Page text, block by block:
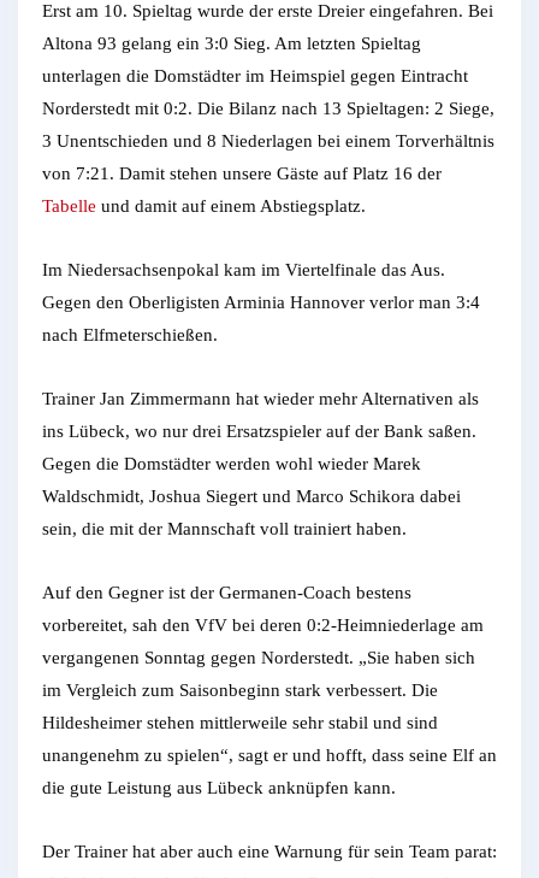
Erst am 10. Spieltag wurde der erste Dreier eingefahren. Bei
Altona 93 gelang ein 3:0 Sieg. Am letzten Spieltag
unterlagen die Domstädter im Heimspiel gegen Eintracht
Norderstedt mit 0:2. Die Bilanz nach 13 Spieltagen: 2 Siege,
3 Unentschieden und 8 Niederlagen bei einem Torverhältnis
von 7:21. Damit stehen unsere Gäste auf Platz 16 der
Tabelle und damit auf einem Abstiegsplatz.
Im Niedersachsenpokal kam im Viertelfinale das Aus.
Gegen den Oberligisten Arminia Hannover verlor man 3:4
nach Elfmeterschießen.
Trainer Jan Zimmermann hat wieder mehr Alternativen als
ins Lübeck, wo nur drei Ersatzspieler auf der Bank saßen.
Gegen die Domstädter werden wohl wieder Marek
Waldschmidt, Joshua Siegert und Marco Schikora dabei
sein, die mit der Mannschaft voll trainiert haben.
Auf den Gegner ist der Germanen-Coach bestens
vorbereitet, sah den VfV bei deren 0:2-Heimniederlage am
vergangenen Sonntag gegen Norderstedt. „Sie haben sich
im Vergleich zum Saisonbeginn stark verbessert. Die
Hildesheimer stehen mittlerweile sehr stabil und sind
unangenehm zu spielen“, sagt er und hofft, dass seine Elf an
die gute Leistung aus Lübeck anknüpfen kann.
Der Trainer hat aber auch eine Warnung für sein Team parat: